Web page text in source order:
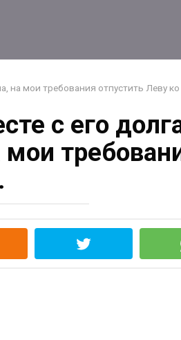
на мои требования отпустить Леву ко
с его